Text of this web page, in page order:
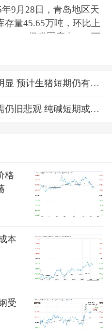
9月28日，青岛地区天
存量45.65万吨，环比上
。保税区库存6.94万
存38.71万吨，降幅1.1
计生猪短期仍有一定压力
纯碱短期或延续宽幅震荡趋势
格
本
受